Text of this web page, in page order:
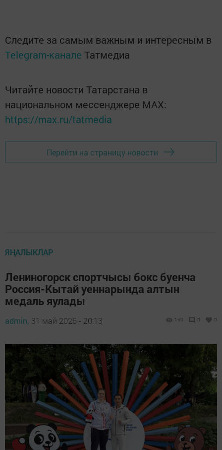
Следите за самым важным и интересным в
Telegram-канале Татмедиа
Читайте новости Татарстана в
национальном мессенджере MАХ:
https://max.ru/tatmedia
Перейти на страницу новости
ЯҢАЛЫКЛАР
Лениногорск спортчысы бокс буенча
Россия-Кытай уеннарында алтын
медаль яулады
admin, 31 май 2026 - 20:13 160 0 0